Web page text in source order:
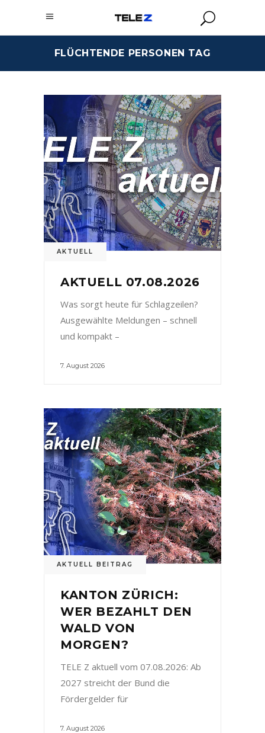
FLÜCHTENDE PERSONEN TAG
AKTUELL
AKTUELL 07.08.2026
Was sorgt heute für Schlagzeilen?
Ausgewählte Meldungen – schnell
und kompakt –
7. August 2026
AKTUELL BEITRAG
KANTON ZÜRICH:
WER BEZAHLT DEN
WALD VON
MORGEN?
TELE Z aktuell vom 07.08.2026: Ab
2027 streicht der Bund die
Fördergelder für
7. August 2026